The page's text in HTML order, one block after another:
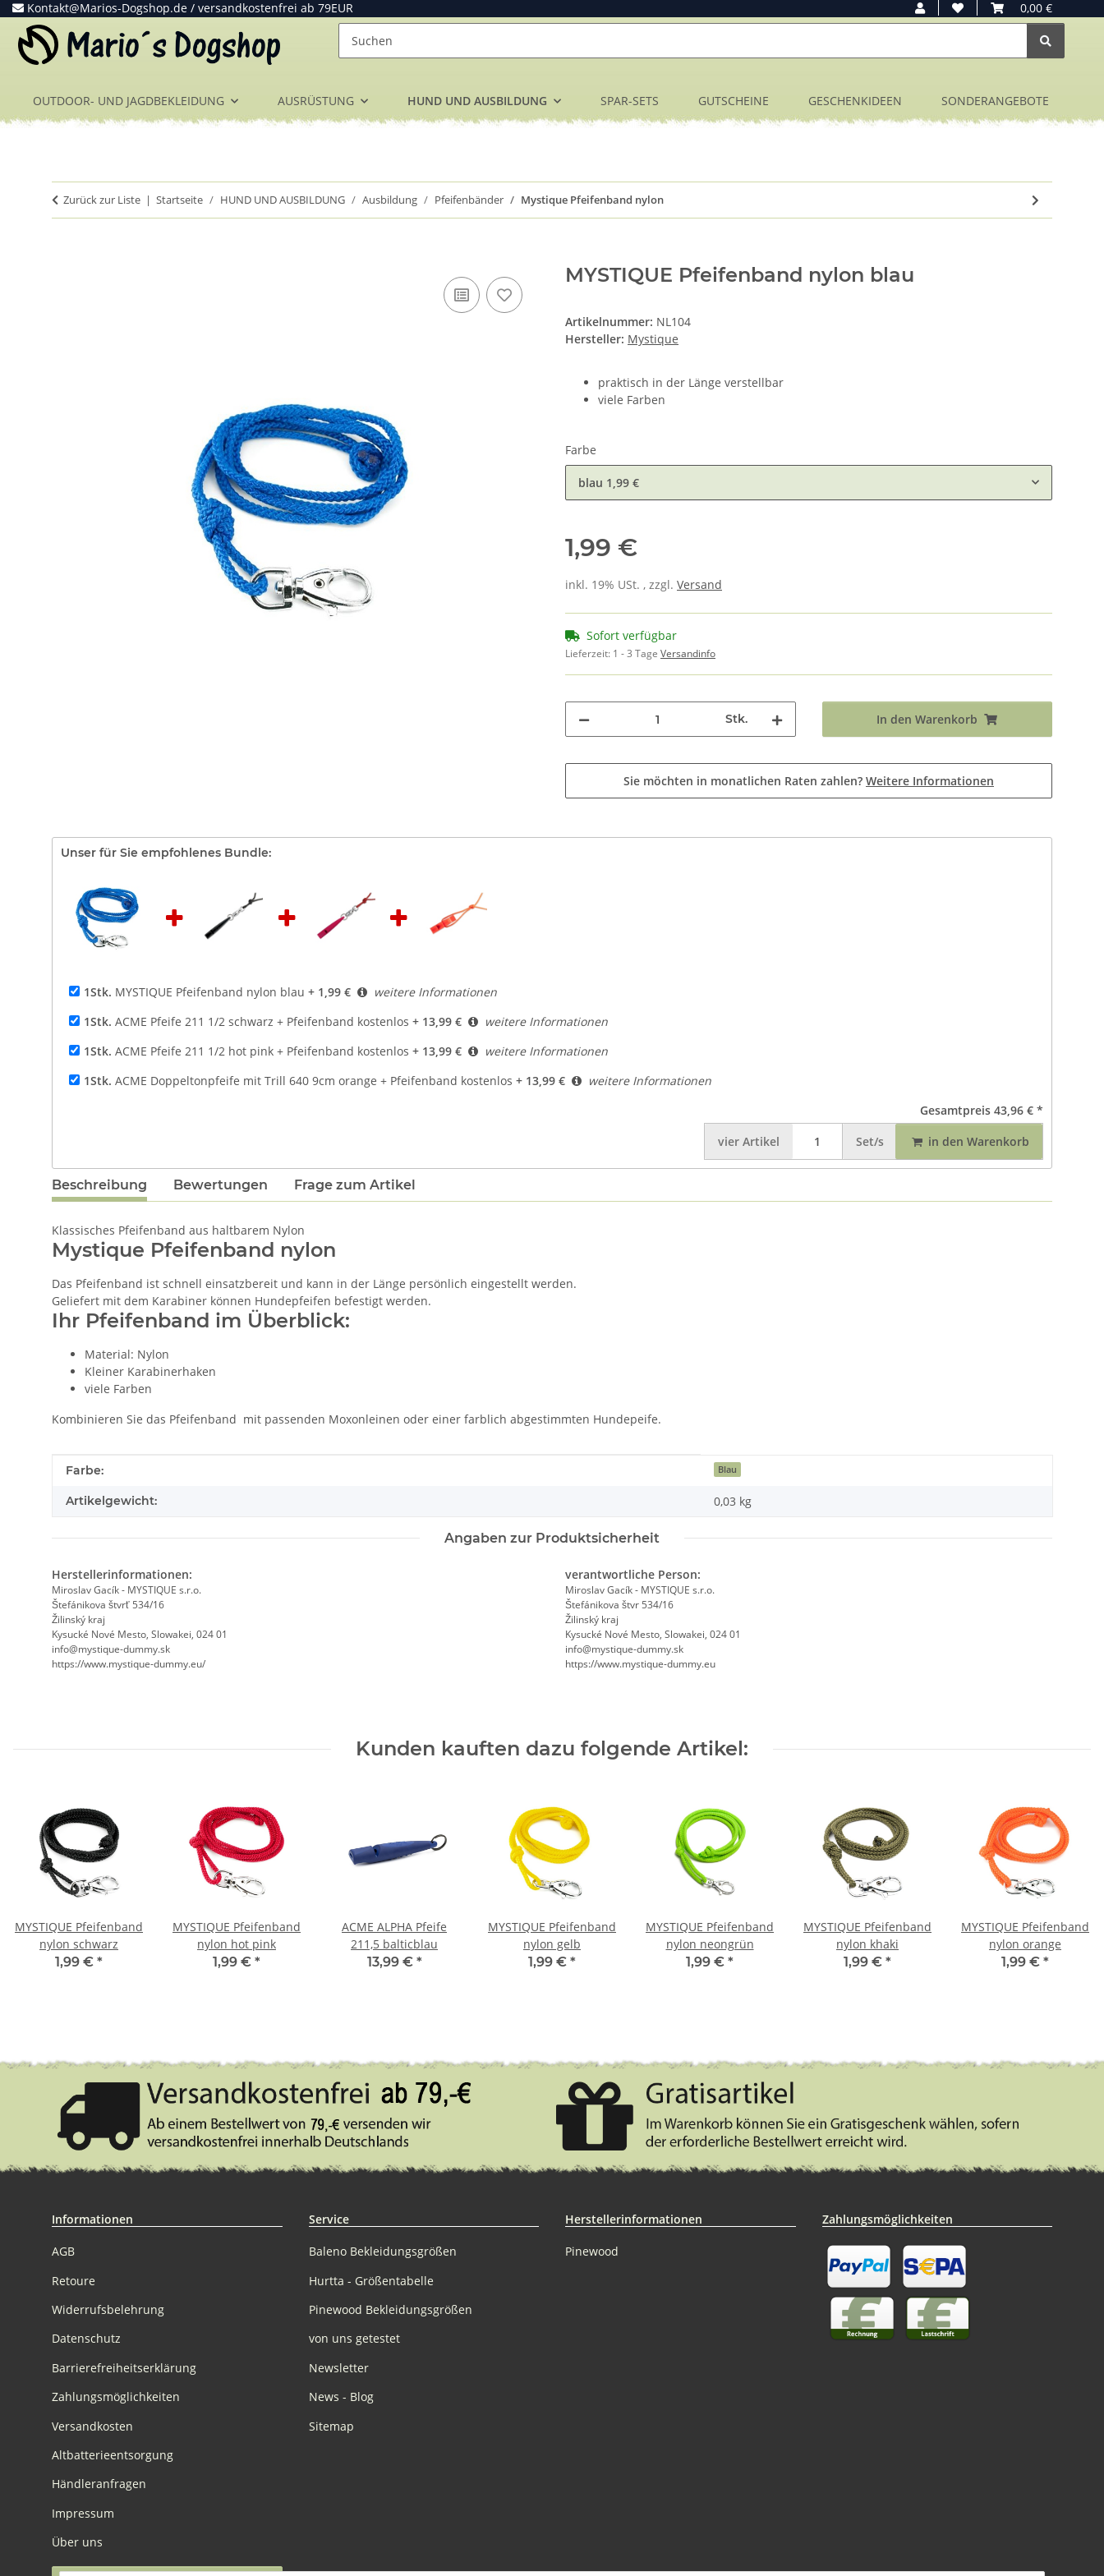
Kontakt@Marios-Dogshop.de / versandkostenfrei ab 79EUR 0,00 €
OUTDOOR- UND JAGDBEKLEIDUNG AUSRÜSTUNG HUND UND AUSBILDUNG SPAR-SETS GUTSCHEINE GESCHENKIDEEN SONDERANGEBOTE
Zurück zur Liste Startseite HUND UND AUSBILDUNG Ausbildung Pfeifenbänder Mystique Pfeifenband nylon
MYSTIQUE Pfeifenband nylon blau
Artikelnummer: NL104
Hersteller: Mystique
praktisch in der Länge verstellbar
viele Farben
Farbe
blau 1,99 €
1,99 €
inkl. 19% USt. , zzgl. Versand
Sofort verfügbar
Lieferzeit: 1 - 3 Tage Versandinfo
Stk. In den Warenkorb
Sie möchten in monatlichen Raten zahlen? Weitere Informationen
Unser für Sie empfohlenes Bundle:
1Stk. MYSTIQUE Pfeifenband nylon blau + 1,99 €
weitere Informationen
1Stk. ACME Pfeife 211 1/2 schwarz + Pfeifenband kostenlos + 13,99 €
weitere Informationen
1Stk. ACME Pfeife 211 1/2 hot pink + Pfeifenband kostenlos + 13,99 €
weitere Informationen
1Stk. ACME Doppeltonpfeife mit Trill 640 9cm orange + Pfeifenband kostenlos + 13,99 €
weitere Informationen
Gesamtpreis 43,96 € *
vier Artikel Set/s in den Warenkorb
Beschreibung Bewertungen Frage zum Artikel
Klassisches Pfeifenband aus haltbarem Nylon
Mystique Pfeifenband nylon
Das Pfeifenband ist schnell einsatzbereit und kann in der Länge persönlich eingestellt werden.
Geliefert mit dem Karabiner können Hundepfeifen befestigt werden.
Ihr Pfeifenband im Überblick:
Material: Nylon
Kleiner Karabinerhaken
viele Farben
Kombinieren Sie das Pfeifenband mit passenden Moxonleinen oder einer farblich abgestimmten Hundepeife.
Produkteigenschaft
Wert
Farbe: Blau
Artikelgewicht: 0,03 kg
Angaben zur Produktsicherheit
Herstellerinformationen:
Miroslav Gacík - MYSTIQUE s.r.o.
Štefánikova štvrť 534/16
Žilinský kraj
Kysucké Nové Mesto, Slowakei, 024 01
info@mystique-dummy.sk
https://www.mystique-dummy.eu/
verantwortliche Person:
Miroslav Gacík - MYSTIQUE s.r.o.
Štefánikova štvr 534/16
Žilinský kraj
Kysucké Nové Mesto, Slowakei, 024 01
info@mystique-dummy.sk
https://www.mystique-dummy.eu
Kunden kauften dazu folgende Artikel:
MYSTIQUE Pfeifenband
nylon schwarz
1,99 € *
MYSTIQUE Pfeifenband
nylon hot pink
1,99 € *
ACME ALPHA Pfeife
211,5 balticblau
13,99 € *
MYSTIQUE Pfeifenband
nylon gelb
1,99 € *
MYSTIQUE Pfeifenband
nylon neongrün
1,99 € *
MYSTIQUE Pfeifenband
nylon khaki
1,99 € *
MYSTIQUE Pfeifenband
nylon orange
1,99 € *
Informationen
AGB
Retoure
Widerrufsbelehrung
Datenschutz
Barrierefreiheitserklärung
Zahlungsmöglichkeiten
Versandkosten
Altbatterieentsorgung
Händleranfragen
Impressum
Über uns
Service
Baleno Bekleidungsgrößen
Hurtta - Größentabelle
Pinewood Bekleidungsgrößen
von uns getestet
Newsletter
News - Blog
Sitemap
Herstellerinformationen
Pinewood
Zahlungsmöglichkeiten